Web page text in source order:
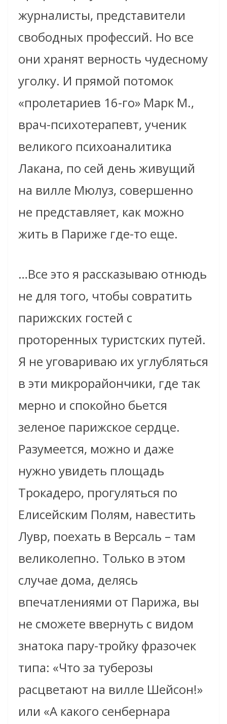
журналисты, представители
свободных профессий. Но все
они хранят верность чудесному
уголку. И прямой потомок
«пролетариев 16-го» Марк М.,
врач-психотерапевт, ученик
великого психоаналитика
Лакана, по сей день живущий
на вилле Мюлуз, совершенно
не представляет, как можно
жить в Париже где-то еще.
…Все это я рассказываю отнюдь
не для того, чтобы совратить
парижских гостей с
проторенных туристских путей.
Я не уговариваю их углубляться
в эти микрорайончики, где так
мерно и спокойно бьется
зеленое парижское сердце.
Разумеется, можно и даже
нужно увидеть площадь
Трокадеро, прогуляться по
Елисейским Полям, навестить
Лувр, поехать в Версаль – там
великолепно. Только в этом
случае дома, делясь
впечатлениями от Парижа, вы
не сможете ввернуть с видом
знатока пару-тройку фразочек
типа: «Что за туберозы
расцветают на вилле Шейсон!»
или «А какого сенбернара